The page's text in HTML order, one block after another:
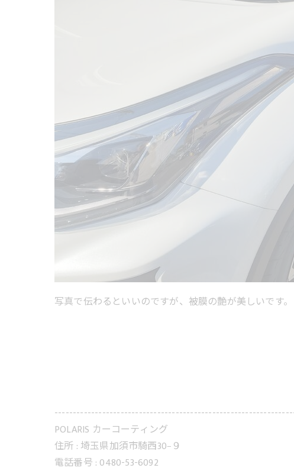
写真で伝わるといいのですが、被膜の艶が美しいです。
POLARIS カーコーティング
住所 : 埼玉県加須市騎西30−９
電話番号 : 0480-53-6092